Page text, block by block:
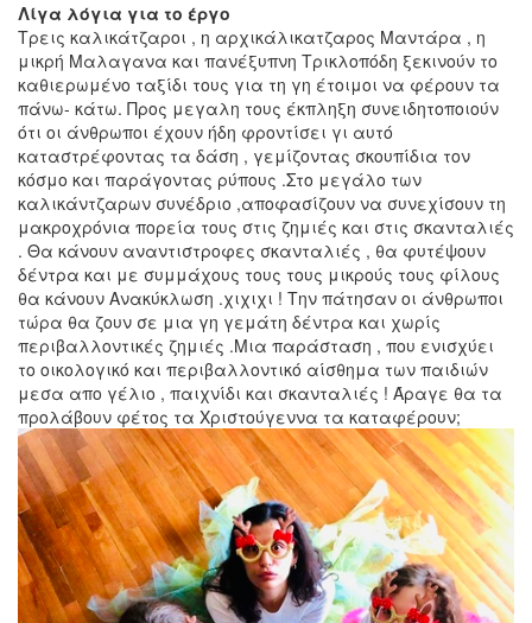
Λίγα λόγια για το έργο
Τρεις καλικάτζαροι , η αρχικάλικατζαρος Μαντάρα , η
μικρή Μαλαγανα και πανέξυπνη Τρικλοπόδη ξεκινούν το
καθιερωμένο ταξίδι τους για τη γη έτοιμοι να φέρουν τα
πάνω- κάτω. Προς μεγαλη τους έκπληξη συνειδητοποιούν
ότι οι άνθρωποι έχουν ήδη φροντίσει γι αυτό
καταστρέφοντας τα δάση , γεμίζοντας σκουπίδια τον
κόσμο και παράγοντας ρύπους .Στο μεγάλο των
καλικάντζαρων συνέδριο ,αποφασίζουν να συνεχίσουν τη
μακροχρόνια πορεία τους στις ζημιές και στις σκανταλιές
. Θα κάνουν αναντιστροφες σκανταλιές , θα φυτέψουν
δέντρα και με συμμάχους τους τους μικρούς τους φίλους
θα κάνουν Ανακύκλωση .χιχιχι ! Την πάτησαν οι άνθρωποι
τώρα θα ζουν σε μια γη γεμάτη δέντρα και χωρίς
περιβαλλοντικές ζημιές .Μια παράσταση , που ενισχύει
το οικολογικό και περιβαλλοντικό αίσθημα των παιδιών
μεσα απο γέλιο , παιχνίδι και σκανταλιές ! Άραγε θα τα
προλάβουν φέτος τα Χριστούγεννα τα καταφέρουν;